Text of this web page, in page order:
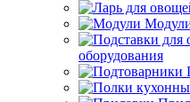
Островные
Для сушки